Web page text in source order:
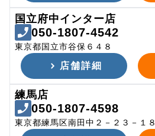
国立府中インター店
050-1807-4542
東京都国立市谷保６４８
店舗詳細
練馬店
050-1807-4598
東京都練馬区南田中２－２３－１８